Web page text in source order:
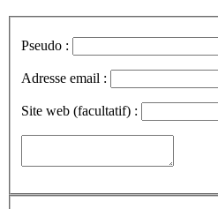
Pseudo :
Adresse email :
Site web (facultatif) :